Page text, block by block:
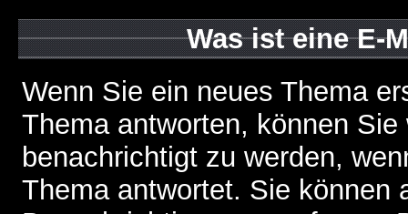
Was ist eine E-
Wenn Sie ein neues Thema
Thema antworten, können
benachrichtigt zu werden,
Thema antwortet. Sie können